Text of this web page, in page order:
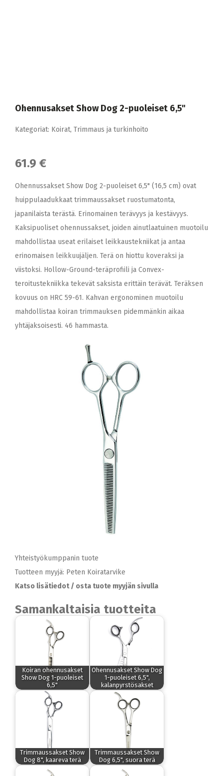
Ohennusakset Show Dog 2-puoleiset 6,5"
Kategoriat: Koirat, Trimmaus ja turkinhoito
61.9 €
Ohennussakset Show Dog 2-puoleiset 6,5" (16,5 cm) ovat
huippulaadukkaat trimmaussakset ruostumatonta,
japanilaista terästä. Erinomainen terävyys ja kestävyys.
Kaksipuoliset ohennussakset, joiden ainutlaatuinen muotoilu
mahdollistaa useat erilaiset leikkaustekniikat ja antaa
erinomaisen leikkuujäljen. Terä on hiottu koveraksi ja
viistoksi. Hollow-Ground-teräprofiili ja Convex-
teroitustekniikka tekevät saksista erittäin terävät. Teräksen
kovuus on HRC 59-61. Kahvan ergonominen muotoilu
mahdollistaa koiran trimmauksen pidemmänkin aikaa
yhtäjaksoisesti. 46 hammasta.
Yhteistyökumppanin tuote
Tuotteen myyjä: Peten Koiratarvike
Katso lisätiedot / osta tuote myyjän sivulla
Samankaltaisia tuotteita
Koiran ohennusakset
Show Dog 1-puoleiset
6,5"
Ohennusakset Show Dog
1-puoleiset 6,5",
kalanpyrstösakset
Trimmaussakset Show
Dog 8", kaareva terä
Trimmaussakset Show
Dog 6,5", suora terä